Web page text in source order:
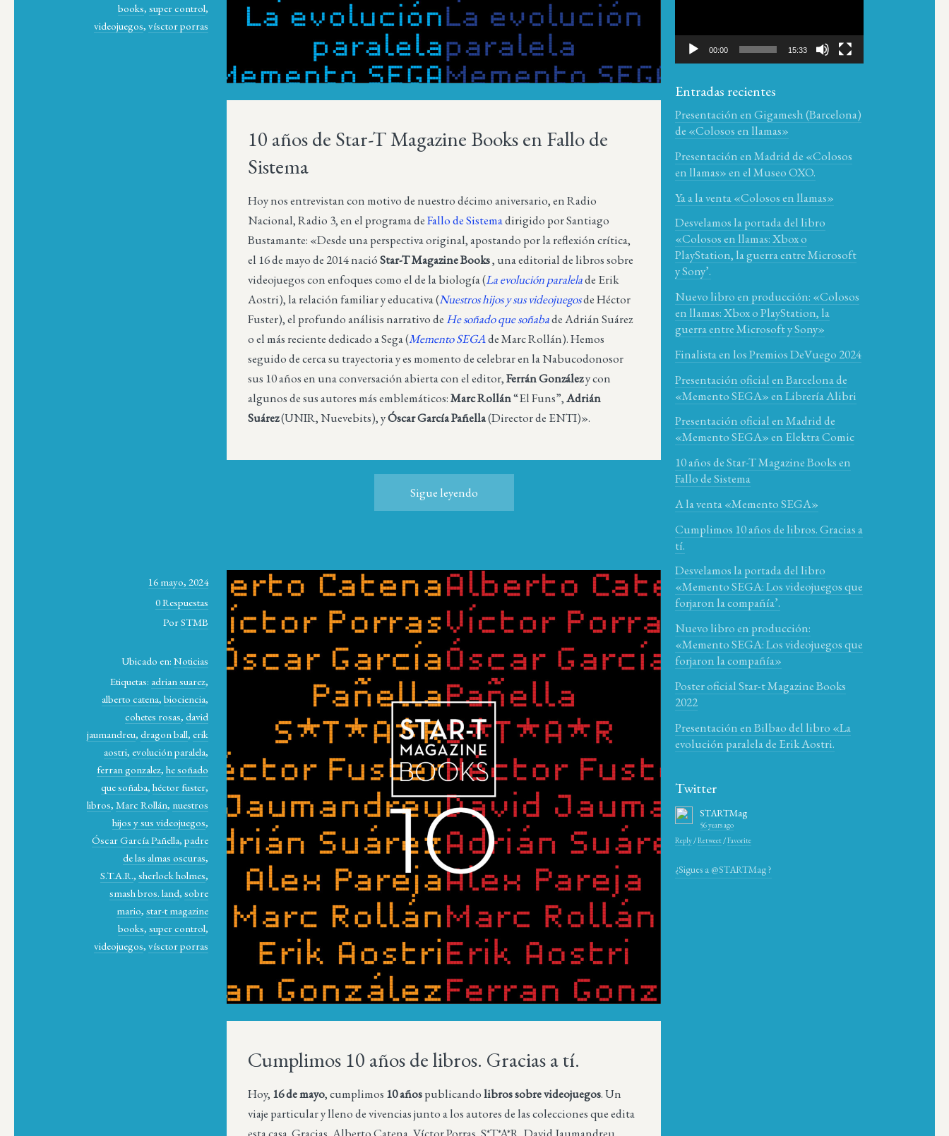
books,super control,
videojuegos,vísctor porras
10 años de Star-T Magazine Books en Fallo de
Sistema
Hoy nos entrevistan con motivo de nuestro décimo aniversario, en Radio
Nacional, Radio 3, en el programa deFallo de Sistemadirigido por Santiago
Bustamante: «Desde una perspectiva original, apostando por la reflexión crítica,
el 16 de mayo de 2014 nacióStar-T Magazine Books, una editorial de libros sobre
videojuegos con enfoques como el de la biología (La evolución paralelade Erik
Aostri), la relación familiar y educativa (Nuestros hijos y sus videojuegosde Héctor
Fuster), el profundo análisis narrativo de He soñado que soñabade Adrián Suárez
o el más reciente dedicado a Sega (Memento SEGAde Marc Rollán). Hemos
seguido de cerca su trayectoria y es momento de celebrar en la Nabucodonosor
sus 10 años en una conversación abierta con el editor,Ferrán Gonzálezy con
algunos de sus autores más emblemáticos:Marc Rollán“El Funs”,Adrián
Suárez(UNIR, Nuevebits), yÓscar García Pañella(Director de ENTI)».
Sigue leyendo
16 mayo, 2024
0 Respuestas
PorSTMB
Ubicado en:Noticias
Etiquetas: adrian suarez,
alberto catena,biociencia,
cohetes rosas,david
jaumandreu,dragon ball,erik
aostri,evolución paralela,
ferran gonzalez,he soñado
que soñaba,héctor fuster,
libros,Marc Rollán, nuestros
hijos y sus videojuegos,
Óscar García Pañella,padre
de las almas oscuras,
S.T.A.R.,sherlock holmes,
smash bros. land,sobre
mario,star-t magazine
books,super control,
videojuegos,vísctor porras
Cumplimos 10 años de libros. Gracias a tí.
Hoy, 16 de mayo, cumplimos 10 añospublicandolibros sobre videojuegos. Un
viaje particular y lleno de vivencias junto a los autores de las colecciones que edita
00:00 15:33
Entradas recientes
Presentación en Gigamesh (Barcelona)
de «Colosos en llamas»
Presentación en Madrid de «Colosos
en llamas» en el Museo OXO.
Ya a la venta «Colosos en llamas»
Desvelamos la portada del libro
«Colosos en llamas: Xbox o
PlayStation, la guerra entre Microsoft
y Sony’.
Nuevo libro en producción: «Colosos
en llamas: Xbox o PlayStation, la
guerra entre Microsoft y Sony»
Finalista en los Premios DeVuego 2024
Presentación oficial en Barcelona de
«Memento SEGA» en Librería Alibri
Presentación oficial en Madrid de
«Memento SEGA» en Elektra Comic
10 años de Star-T Magazine Books en
Fallo de Sistema
A la venta «Memento SEGA»
Cumplimos 10 años de libros. Gracias a
tí.
Desvelamos la portada del libro
«Memento SEGA: Los videojuegos que
forjaron la compañía’.
Nuevo libro en producción:
«Memento SEGA: Los videojuegos que
forjaron la compañía»
Poster oficial Star-t Magazine Books
2022
Presentación en Bilbao del libro «La
evolución paralela de Erik Aostri.
Twitter
STARTMag
56 years ago
Reply/Retweet/Favorite
¿Sigues a @STARTMag ?